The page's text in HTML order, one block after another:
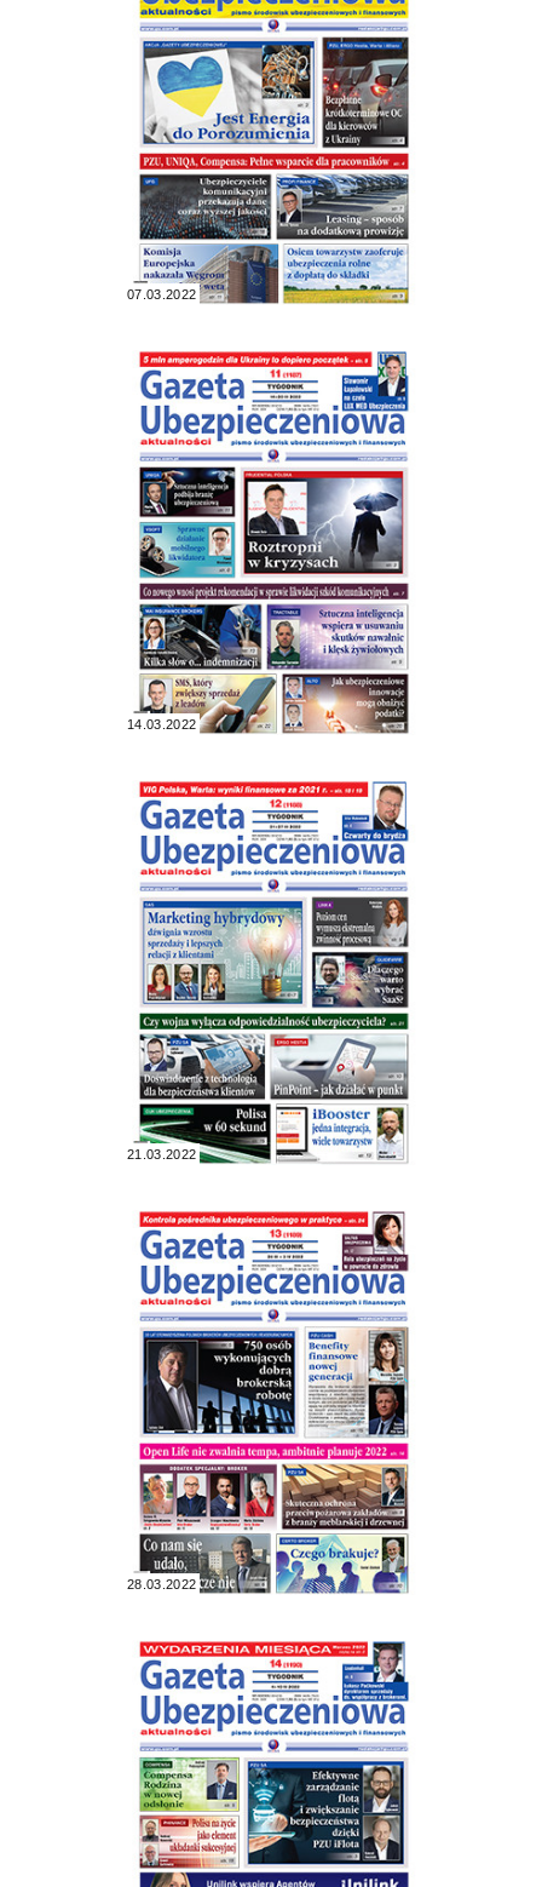
07.03.2022
14.03.2022
21.03.2022
28.03.2022